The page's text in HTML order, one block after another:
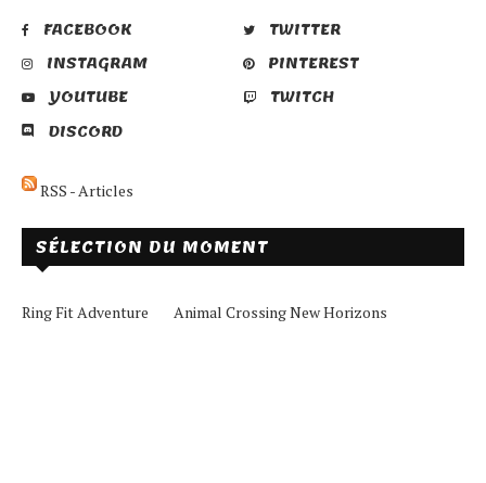
FACEBOOK
TWITTER
INSTAGRAM
PINTEREST
YOUTUBE
TWITCH
DISCORD
RSS - Articles
SÉLECTION DU MOMENT
Ring Fit Adventure Animal Crossing New Horizons